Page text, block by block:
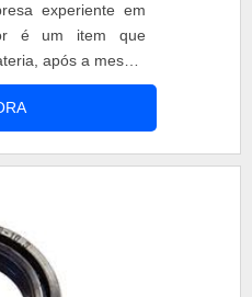
experiente em
é um item que
após a mesma
o aparelho
pensar no
para recarregar a